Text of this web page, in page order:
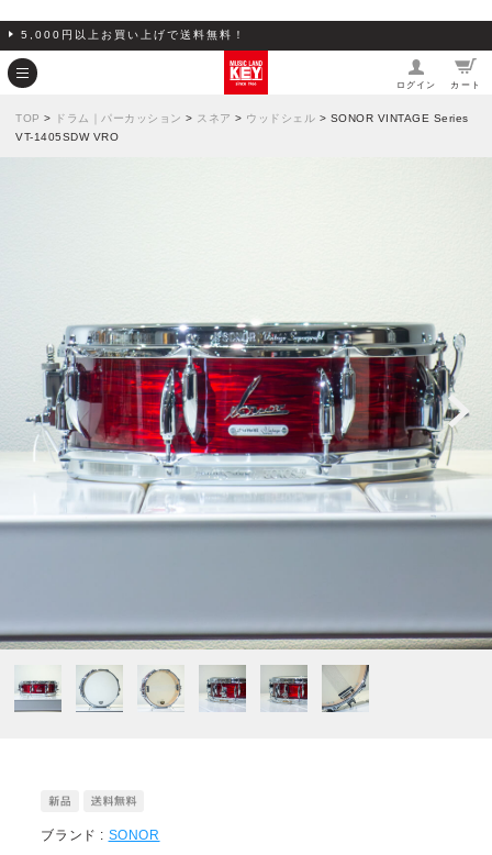
5,000円以上お買い上げで送料無料！
ログイン カート
TOP > ドラム｜パーカッション > スネア > ウッドシェル > SONOR VINTAGE Series
VT-1405SDW VRO
ブランド : SONOR